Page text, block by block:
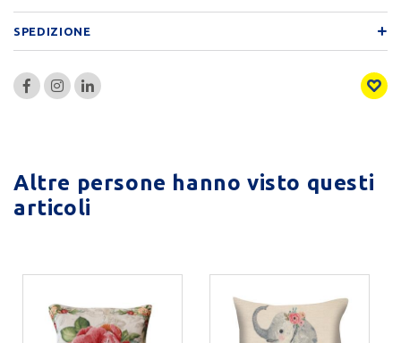
SPEDIZIONE
Altre persone hanno visto questi
articoli